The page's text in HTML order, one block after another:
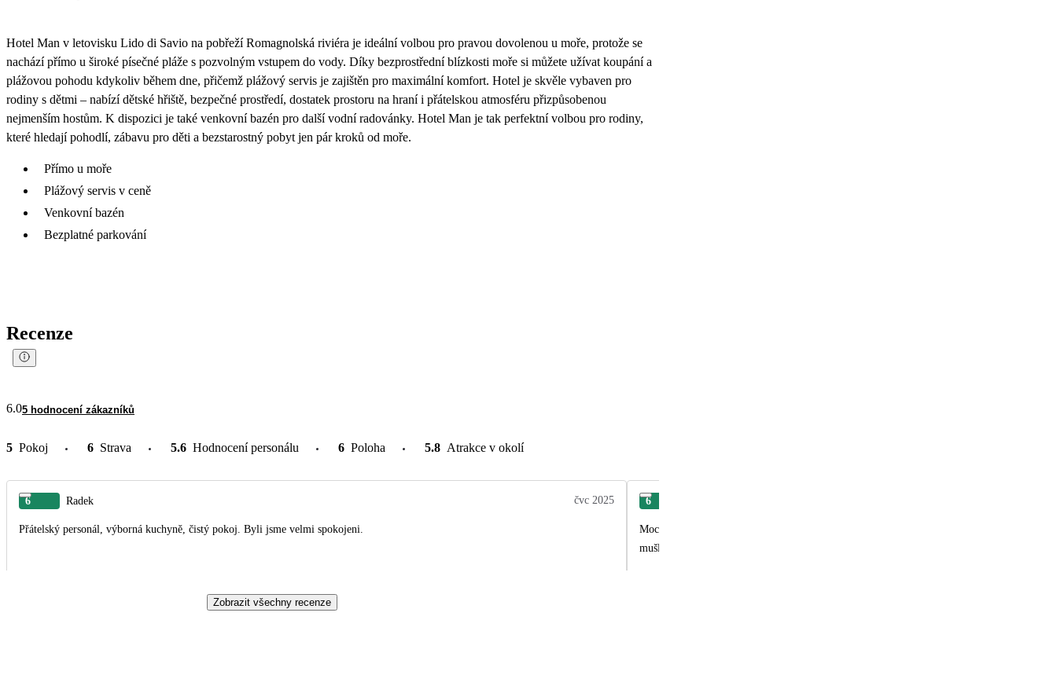
Hotel Man v letovisku Lido di Savio na pobřeží Romagnolská riviéra je ideální volbou pro pravou dovolenou u moře, protože se
nachází přímo u široké písečné pláže s pozvolným vstupem do vody. Díky bezprostřední blízkosti moře si můžete užívat koupání a
plážovou pohodu kdykoliv během dne, přičemž plážový servis je zajištěn pro maximální komfort. Hotel je skvěle vybaven pro
rodiny s dětmi – nabízí dětské hřiště, bezpečné prostředí, dostatek prostoru na hraní i přátelskou atmosféru přizpůsobenou
nejmenším hostům. K dispozici je také venkovní bazén pro další vodní radovánky. Hotel Man je tak perfektní volbou pro rodiny,
které hledají pohodlí, zábavu pro děti a bezstarostný pobyt jen pár kroků od moře.
Přímo u moře
Plážový servis v ceně
Venkovní bazén
Bezplatné parkování
Recenze
6.05 hodnocení zákazníků
5 Pokoj 6 Strava 5.6 Hodnocení personálu 6 Poloha 5.8 Atrakce v okolí
6 Radek čvc 2025
Přátelský personál, výborná kuchyně, čistý pokoj. Byli jsme velmi spokojeni.
6
Moc se nám v tomto hotelu líbilo. Umístění hotelu je na pláži a lehátka jsou k dispozici. Moře bylo čisté. Na pláži bylo mnoho
mušliček. Strava byla dobrá, zejména si pochutná ten, kdo má rád mořské plody. Rádi se
Zobrazit všechny recenze